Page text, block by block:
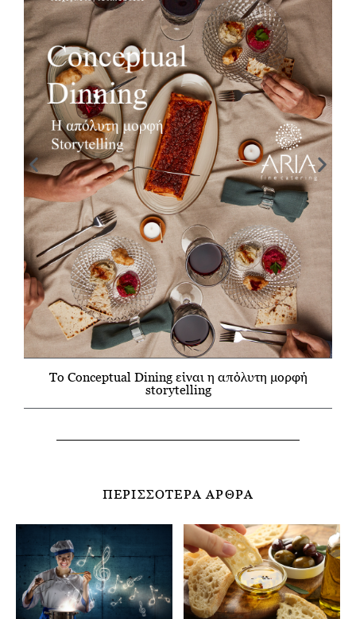
Το Conceptual Dining είναι η απόλυτη μορφή
storytelling
ΠΕΡΙΣΣΟΤΕΡΑ ΑΡΘΡΑ